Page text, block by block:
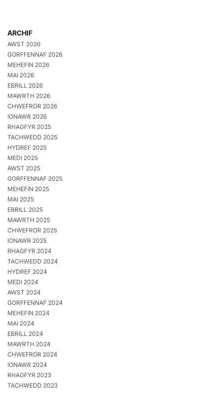
ARCHIF
AWST 2026
GORFFENNAF 2026
MEHEFIN 2026
MAI 2026
EBRILL 2026
MAWRTH 2026
CHWEFROR 2026
IONAWR 2026
RHAGFYR 2025
TACHWEDD 2025
HYDREF 2025
MEDI 2025
AWST 2025
GORFFENNAF 2025
MEHEFIN 2025
MAI 2025
EBRILL 2025
MAWRTH 2025
CHWEFROR 2025
IONAWR 2025
RHAGFYR 2024
TACHWEDD 2024
HYDREF 2024
MEDI 2024
AWST 2024
GORFFENNAF 2024
MEHEFIN 2024
MAI 2024
EBRILL 2024
MAWRTH 2024
CHWEFROR 2024
IONAWR 2024
RHAGFYR 2023
TACHWEDD 2023